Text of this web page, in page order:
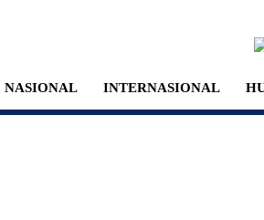
NASIONAL INTERNASIONAL